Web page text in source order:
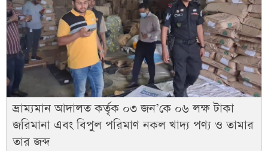
ভ্রাম্যমান আদালত কর্তৃক ০৩ জন’কে ০৬ লক্ষ টাকা
জরিমানা এবং বিপুল পরিমাণ নকল খাদ্য পণ্য ও তামার
তার জব্দ